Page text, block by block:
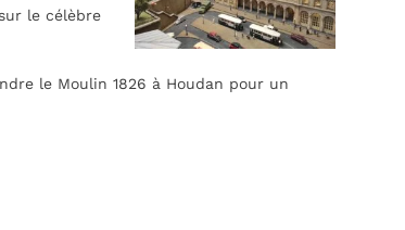
le célèbre
le Moulin 1826 à Houdan pour un